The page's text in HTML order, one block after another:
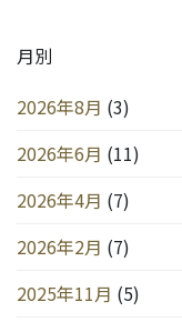
月別
2026年8月 (3)
2026年6月 (11)
2026年4月 (7)
2026年2月 (7)
2025年11月 (5)